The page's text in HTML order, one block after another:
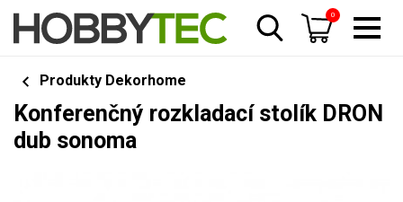
0
Produkty Dekorhome
Konferenčný rozkladací stolík DRON
dub sonoma